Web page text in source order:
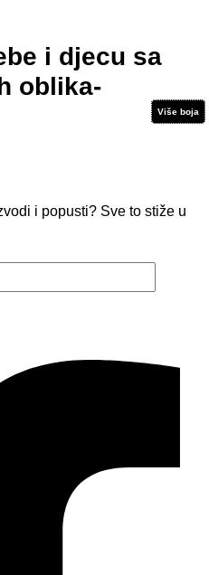
Više boja
Više boja
Više boja
Više boja
Više boja
Više boja
Više boja
i djecu sa
oblika-
i popusti? Sve to stiže u